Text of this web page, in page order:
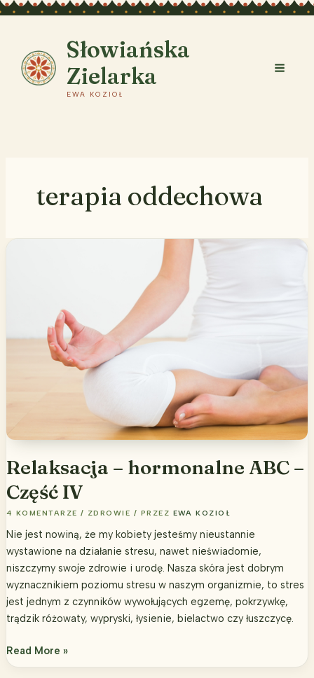
Przejdź
Słowiańska
Zielarka
EWA KOZIOŁ
terapia oddechowa
Relaksacja – hormonalne ABC –
Część IV
4 KOMENTARZE / ZDROWIE / PRZEZ EWA KOZIOŁ
Nie jest nowiną, że my kobiety jesteśmy nieustannie
wystawione na działanie stresu, nawet nieświadomie,
niszczymy swoje zdrowie i urodę. Nasza skóra jest dobrym
wyznacznikiem poziomu stresu w naszym organizmie, to stres
jest jednym z czynników wywołujących egzemę, pokrzywkę,
trądzik różowaty, wypryski, łysienie, bielactwo czy łuszczycę.
Relaksacja
Read More »